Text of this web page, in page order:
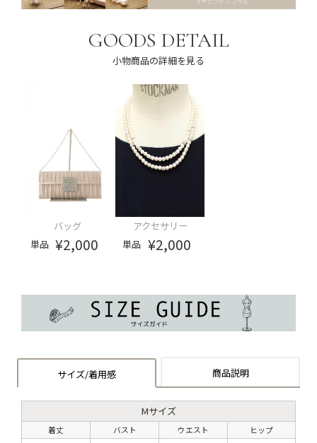
GOODS DETAIL
小物商品の詳細を見る
バッグ
単品 ¥2,000
アクセサリー
単品 ¥2,000
サイズ/着用感 商品説明
Mサイズ
着丈 バスト ウエスト ヒップ